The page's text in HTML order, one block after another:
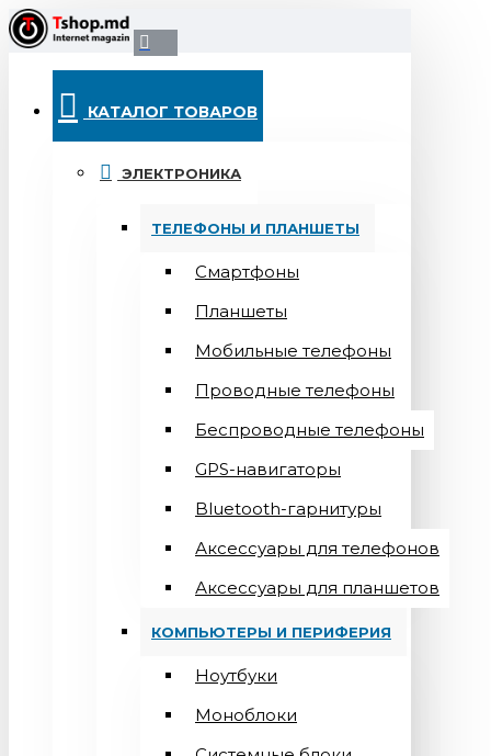
КАТАЛОГ ТОВАРОВ
ЭЛЕКТРОНИКА
ТЕЛЕФОНЫ И ПЛАНШЕТЫ
Смартфоны
Планшеты
Мобильные телефоны
Проводные телефоны
Беспроводные телефоны
GPS-навигаторы
Bluetooth-гарнитуры
Аксессуары для телефонов
Аксессуары для планшетов
КОМПЬЮТЕРЫ И ПЕРИФЕРИЯ
Ноутбуки
Моноблоки